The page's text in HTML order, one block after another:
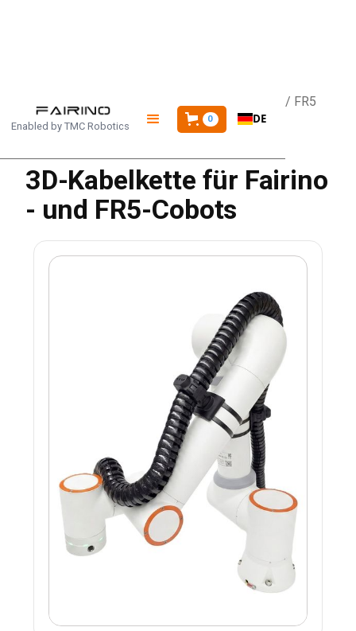
Enabled by TMC Robotics
0 DE
3D-ZUGKETTE FR3 / FR5
3D-Kabelkette für Fairino
- und FR5-Cobots